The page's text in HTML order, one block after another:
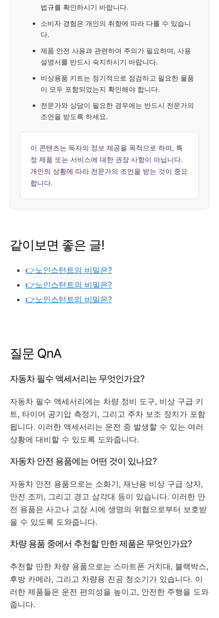
법규를 확인하시기 바랍니다.
소비자 경험은 개인의 취향에 따라 다를 수 있습니
다.
제품 안전 사용과 관련하여 주의가 필요하며, 사용
설명서를 반드시 숙지하시기 바랍니다.
비상용품 키트는 정기적으로 점검하고 필요한 물품
이 모두 포함되었는지 확인해야 합니다.
전문가와 상담이 필요한 경우에는 반드시 전문가의
조언을 받도록 하세요.
이 콘텐츠는 독자의 정보 제공을 목적으로 하며, 특
정 제품 또는 서비스에 대한 권장 사항이 아닙니다.
개인의 상황에 따라 전문가의 조언을 받는 것이 중요
합니다.
같이보면 좋은 글!
👉노인스턴트의 비밀은?
👉노인스턴트의 비밀은?
👉노인스턴트의 비밀은?
질문 QnA
자동차 필수 액세서리는 무엇인가요?
자동차 필수 액세서리에는 차량 정비 도구, 비상 구급 키
트, 타이어 공기압 측정기, 그리고 주차 보조 장치가 포함
됩니다. 이러한 액세서리는 운전 중 발생할 수 있는 여러
상황에 대비할 수 있도록 도와줍니다.
자동차 안전 용품에는 어떤 것이 있나요?
자동차 안전 용품으로는 소화기, 재난용 비상 구급 상자,
안전 조끼, 그리고 경고 삼각대 등이 있습니다. 이러한 안
전 용품은 사고나 고장 시에 생명의 위협으로부터 보호받
을 수 있도록 도와줍니다.
차량 용품 중에서 추천할 만한 제품은 무엇인가요?
추천할 만한 차량 용품으로는 스마트폰 거치대, 블랙박스,
후방 카메라, 그리고 차량용 진공 청소기가 있습니다. 이
러한 제품들은 운전 편의성을 높이고, 안전한 주행을 도와
줍니다.